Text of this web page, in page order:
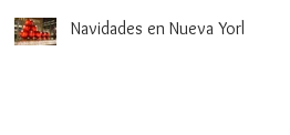
Navidades en Nueva York